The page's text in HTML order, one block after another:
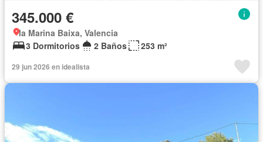
345.000 €
la Marina Baixa, Valencia
3 Dormitorios
2 Baños 253 m²
29 jun 2026 en idealista